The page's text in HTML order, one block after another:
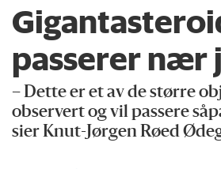
passerer nær
– Dette er et av de større
observert og vil passere
sier Knut-Jørgen Røed